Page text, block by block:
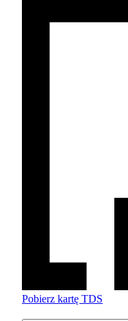
Pobierz kartę TDS